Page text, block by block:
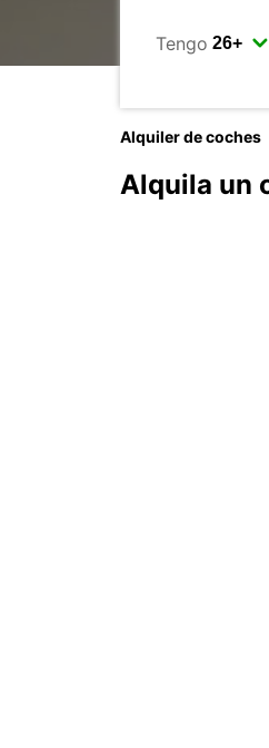
Tengo
Alquiler de coches
Alquila un